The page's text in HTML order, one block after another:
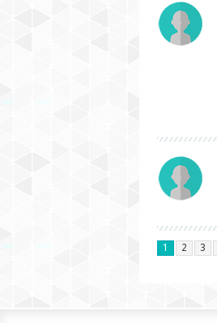
1 2 3